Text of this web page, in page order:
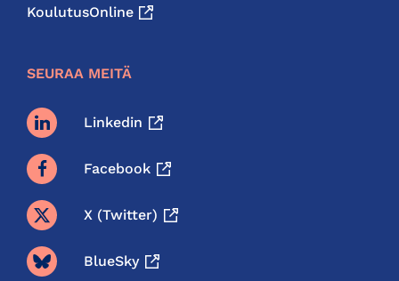
KoulutusOnline
SEURAA MEITÄ
Linkedin
Facebook
X (twitter)
BlueSky